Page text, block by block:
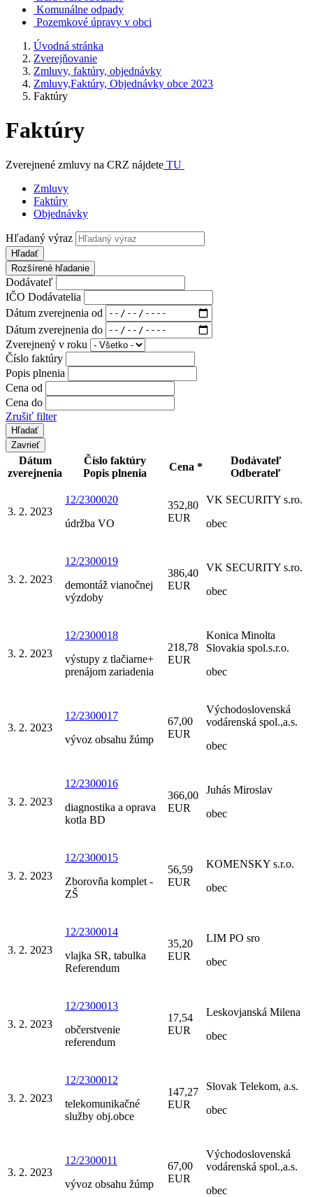
Komunálne odpady
Pozemkové úpravy v obci
Úvodná stránka
Zverejňovanie
Zmluvy, faktúry, objednávky
Zmluvy,Faktúry, Objednávky obce 2023
Faktúry
Faktúry
Zverejnené zmluvy na CRZ nájdete TU
Zmluvy
Faktúry
Objednávky
Hľadaný výraz
Hľadať
Rozšírené hľadanie
Dodávateľ
IČO Dodávatelia
Dátum zverejnenia od
Dátum zverejnenia do
Zverejnený v roku
Číslo faktúry
Popis plnenia
Cena od
Cena do
Zrušiť filter
Zavrieť
Dátum
zverejnenia
Číslo faktúry
Popis plnenia
Cena *
Dodávateľ
Odberateľ
3. 2. 2023
12/2300020
údržba VO
352,80
EUR
VK SECURITY s.ro.
obec
3. 2. 2023
12/2300019
demontáž vianočnej
výzdoby
386,40
EUR
VK SECURITY s.ro.
obec
3. 2. 2023
12/2300018
výstupy z tlačiarne+
prenájom zariadenia
218,78
EUR
Konica Minolta
Slovakia spol.s.r.o.
obec
3. 2. 2023
12/2300017
vývoz obsahu žúmp
67,00
EUR
Východoslovenská
vodárenská spol.,a.s.
obec
3. 2. 2023
12/2300016
diagnostika a oprava
kotla BD
366,00
EUR
Juhás Miroslav
obec
3. 2. 2023
12/2300015
Zborovňa komplet -
ZŠ
56,59
EUR
KOMENSKY s.r.o.
obec
3. 2. 2023
12/2300014
vlajka SR, tabulka
Referendum
35,20
EUR
LIM PO sro
obec
3. 2. 2023
12/2300013
občerstvenie
referendum
17,54
EUR
Leskovjanská Milena
obec
3. 2. 2023
12/2300012
telekomunikačné
služby obj.obce
147,27
EUR
Slovak Telekom, a.s.
obec
3. 2. 2023
12/2300011
vývoz obsahu žúmp
67,00
EUR
Východoslovenská
vodárenská spol.,a.s.
obec